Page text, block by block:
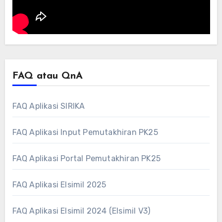
FAQ atau QnA
FAQ Aplikasi SIRIKA
FAQ Aplikasi Input Pemutakhiran PK25
FAQ Aplikasi Portal Pemutakhiran PK25
FAQ Aplikasi Elsimil 2025
FAQ Aplikasi Elsimil 2024 (Elsimil V3)